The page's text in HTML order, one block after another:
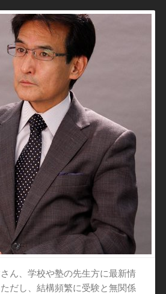
ん、学校や塾の先生方に最新情
だし、結構頻繁に受験と無関係